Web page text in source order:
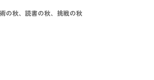
の秋、読書の秋、挑戦の秋